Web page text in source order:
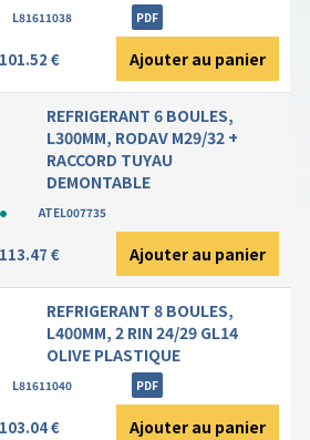
L81611038 PDF
101.52 € Ajouter au panier
REFRIGERANT 6 BOULES,
L300MM, RODAV M29/32 +
RACCORD TUYAU
DEMONTABLE
ATEL007735
113.47 € Ajouter au panier
REFRIGERANT 8 BOULES,
L400MM, 2 RIN 24/29 GL14
OLIVE PLASTIQUE
L81611040 PDF
103.04 € Ajouter au panier